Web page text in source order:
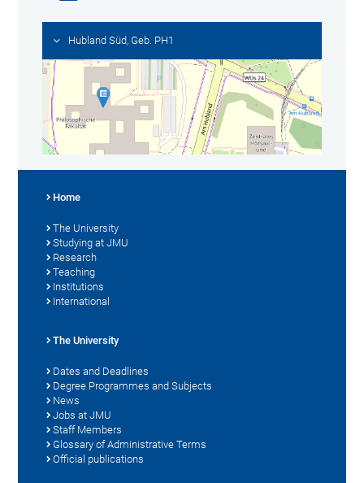
Hubland Süd, Geb. PH1
Home
The University
Studying at JMU
Research
Teaching
Institutions
International
The University
Dates and Deadlines
Degree Programmes and Subjects
News
Jobs at JMU
Staff Members
Glossary of Administrative Terms
Official publications